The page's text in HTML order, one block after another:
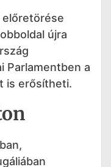
előretörése
újra
Parlamentben a
is erősítheti.